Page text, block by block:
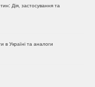
Дія, застосування та
в Україні та аналоги